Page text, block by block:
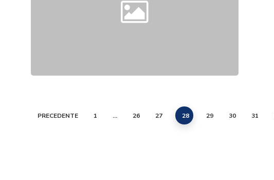
PRECEDENTE 1 … 26 27 28 29 30 31